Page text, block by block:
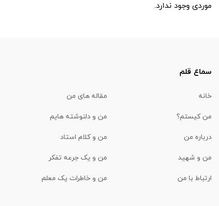
موردی وجود ندارد.
سماع قلم
خانه مقاله های من
من کیستم؟ من و دلنوشته هایم
درباره من من و کلام استاد
من و شهید من و یک جرعه تفکر
ارتباط با من من و خاطرات یک معلم